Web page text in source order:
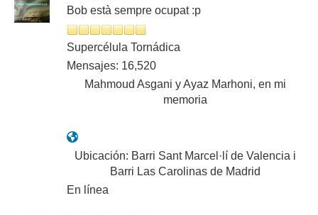
Bob està sempre ocupat :p
Supercélula Tornádica
Mensajes: 16,520
Mahmoud Asgani y Ayaz Marhoni, en mi
memoria
Ubicación: Barri Sant Marcel·lí de Valencia i
Barri Las Carolinas de Madrid
En línea